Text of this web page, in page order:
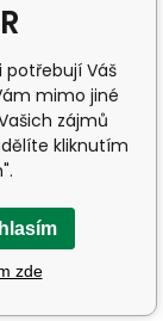
Váš
mimo jiné
zájmů
kliknutím
zde